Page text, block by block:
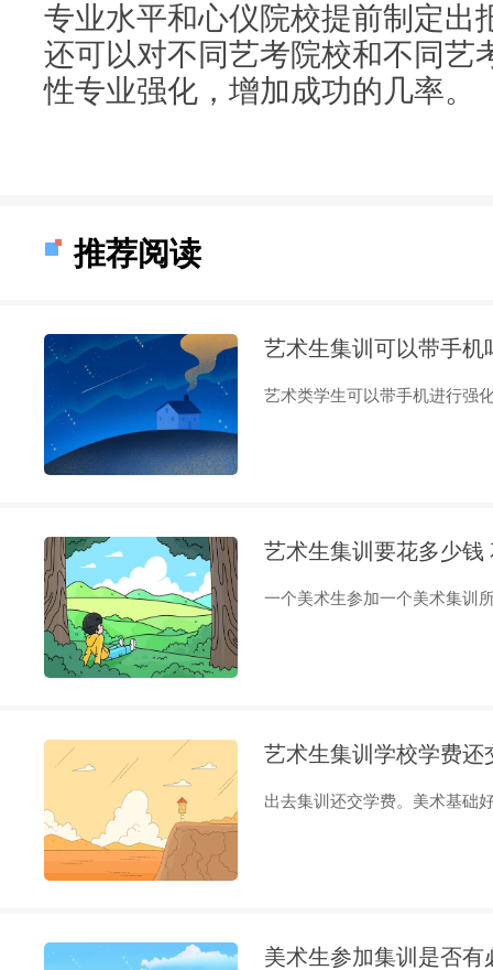
专业水平和心仪院校提前制定出
还可以对不同艺考院校和不同艺
性专业强化，增加成功的几率。
推荐阅读
艺术生集训可以带手机
艺术类学生可以带手机进行强
艺术生集训要花多少钱
一个美术生参加一个美术集训
艺术生集训学校学费还
出去集训还交学费。美术基础
美术生参加集训是否有